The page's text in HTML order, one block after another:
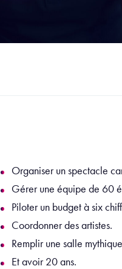
Organiser un spectacle
Gérer une équipe de 60
Piloter un budget à six
Coordonner des artistes.
Remplir une salle
Et avoir 20 ans.